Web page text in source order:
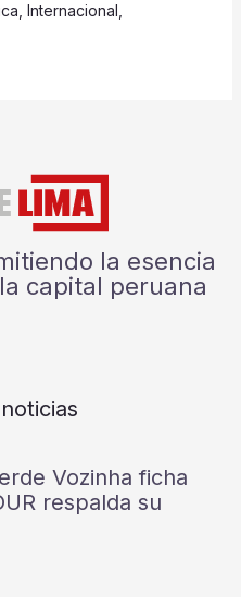
, Internacional ,
la esencia
capital peruana
Vozinha ficha
respalda su